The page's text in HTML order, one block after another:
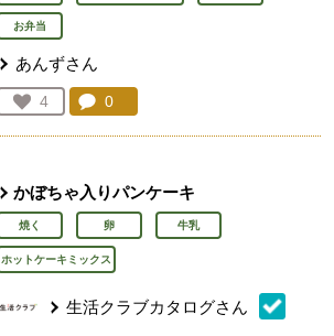
お弁当
あんずさん
お気に入り登録：
4
人が登録
コメント：
0
かぼちゃ入りパンケーキ
焼く 卵 牛乳
ホットケーキミックス
生活クラブカタログさん